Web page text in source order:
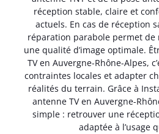
réception stable, claire et
actuels. En cas de réception
réparation parabole permet
une qualité d’image optimale.
TV en Auvergne-Rhône-Alpes,
contraintes locales et adapter
réalités du terrain. Grâce à
antenne TV en Auvergne-
simple : retrouver une
adaptée à l’usage